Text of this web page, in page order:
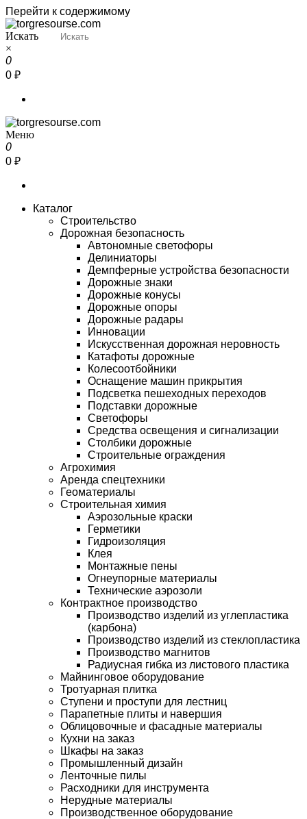
Перейти к содержимому
Torgresourse
Промышленный маркетплейс
Искать
×
0
0 ₽
Torgresourse
Промышленный маркетплейс
Меню
0
0 ₽
Каталог
Строительство
Дорожная безопасность
Автономные светофоры
Делиниаторы
Демпферные устройства безопасности
Дорожные знаки
Дорожные конусы
Дорожные опоры
Дорожные радары
Инновации
Искусственная дорожная неровность
Катафоты дорожные
Колесоотбойники
Оснащение машин прикрытия
Подсветка пешеходных переходов
Подставки дорожные
Светофоры
Средства освещения и сигнализации
Столбики дорожные
Строительные ограждения
Агрохимия
Аренда спецтехники
Геоматериалы
Строительная химия
Аэрозольные краски
Герметики
Гидроизоляция
Клея
Монтажные пены
Огнеупорные материалы
Технические аэрозоли
Контрактное производство
Производство изделий из углепластика
(карбона)
Производство изделий из стеклопластика
Производство магнитов
Радиусная гибка из листового пластика
Майнинговое оборудование
Тротуарная плитка
Ступени и проступи для лестниц
Парапетные плиты и навершия
Облицовочные и фасадные материалы
Кухни на заказ
Шкафы на заказ
Промышленный дизайн
Ленточные пилы
Расходники для инструмента
Нерудные материалы
Производственное оборудование